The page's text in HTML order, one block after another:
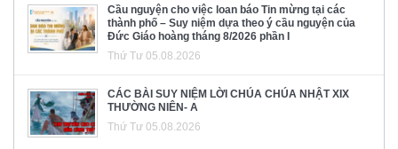
Cầu nguyện cho việc loan báo Tin mừng tại các
thành phố – Suy niệm dựa theo ý cầu nguyện của
Đức Giáo hoàng tháng 8/2026 phần I
Thứ Tư 05.08.2026
CÁC BÀI SUY NIỆM LỜI CHÚA CHÚA NHẬT XIX
THƯỜNG NIÊN- A
Thứ Tư 05.08.2026